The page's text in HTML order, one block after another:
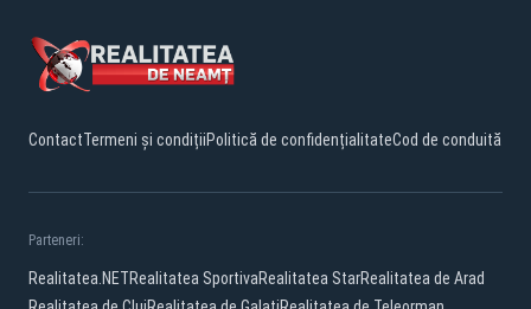
ContactTermeni și condițiiPolitică de confidențialitateCod de conduită
Parteneri:
Realitatea.NETRealitatea SportivaRealitatea StarRealitatea de Arad